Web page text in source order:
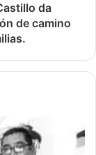
da
de camino